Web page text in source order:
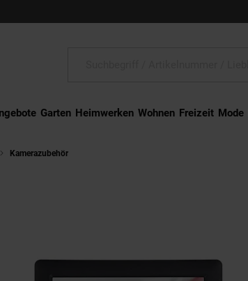
Garten Heimwerken Wohnen Freizeit Mode
Kamerazubehör